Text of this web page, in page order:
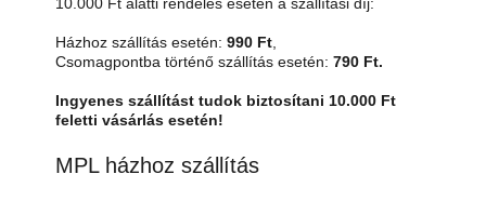
10.000 Ft alatti rendelés esetén a szállítási díj:
Házhoz szállítás esetén:990 Ft,
Csomagpontba történő szállítás esetén:790 Ft.
Ingyenes szállítást tudok biztosítani 10.000 Ft
feletti vásárlás esetén!
MPL házhoz szállítás